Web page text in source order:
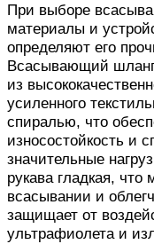
При выборе
материалы и
определяют его
Всасывающий
из
усиленного
спиралью, что
износостойкость и
значительные
рукава гладкая,
всасывании и
защищает от
ультрафиолета и